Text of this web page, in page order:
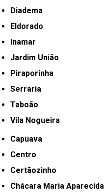
Diadema
Eldorado
Inamar
Jardim União
Piraporinha
Serraria
Taboão
Vila Nogueira
Capuava
Centro
Certãozinho
Chácara Maria Aparecida